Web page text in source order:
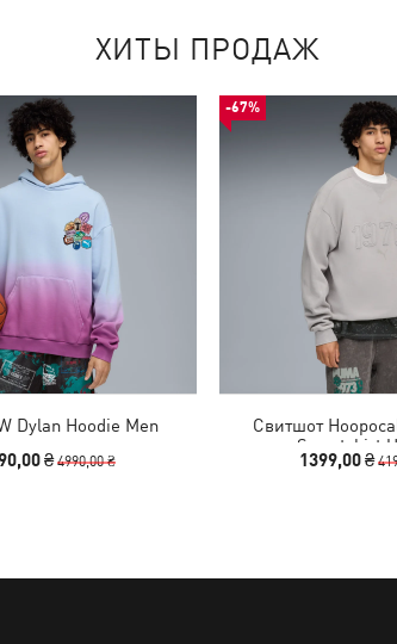
ХИТЫ ПРОДАЖ
Dylan Hoodie Men
₴4990,00 ₴
-67%
Свитшот
Sweatshirt
1399,00 ₴